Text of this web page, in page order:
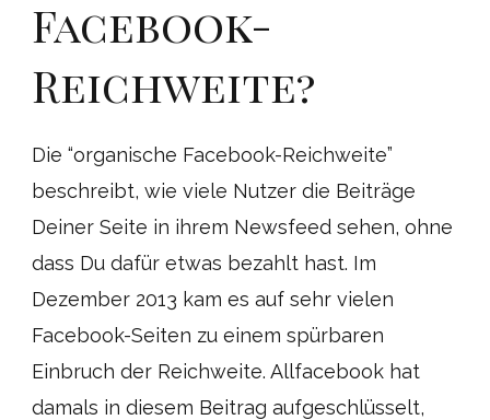
Facebook-
Reichweite?
Die “organische Facebook-Reichweite”
beschreibt, wie viele Nutzer die Beiträge
Deiner Seite in ihrem Newsfeed sehen, ohne
dass Du dafür etwas bezahlt hast. Im
Dezember 2013 kam es auf sehr vielen
Facebook-Seiten zu einem spürbaren
Einbruch der Reichweite. Allfacebook hat
damals in diesem Beitrag aufgeschlüsselt,